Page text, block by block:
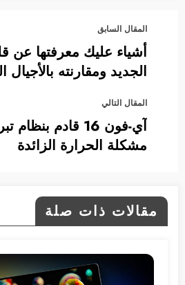
المقال السابق
الجديد ومقارنته بالأجيال
المقال التالي
آي-فون 16 قادم
مشكلة الحرارة الزائدة
مقالات ذات صلة